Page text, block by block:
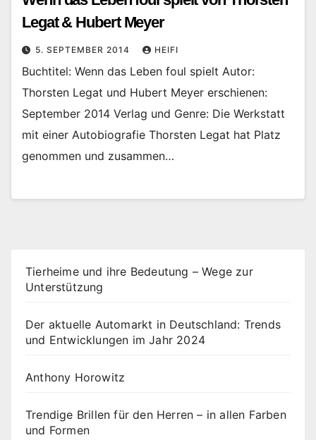
Legat & Hubert Meyer
5. SEPTEMBER 2014 HEIFI
Buchtitel: Wenn das Leben foul spielt Autor:
Thorsten Legat und Hubert Meyer erschienen:
September 2014 Verlag und Genre: Die Werkstatt
mit einer Autobiografie Thorsten Legat hat Platz
genommen und zusammen…
Tierheime und ihre Bedeutung – Wege zur
Unterstützung
Der aktuelle Automarkt in Deutschland: Trends
und Entwicklungen im Jahr 2024
Anthony Horowitz
Trendige Brillen für den Herren – in allen Farben
und Formen